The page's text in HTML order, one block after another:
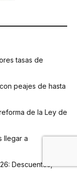
tasas de
peajes de hasta
de la Ley de
llegar a
Descuentos,